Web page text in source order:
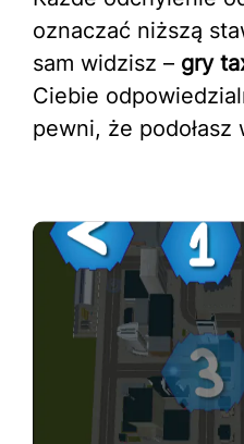
oznaczać niższą
sam widzisz – gry
Ciebie
pewni, że podołasz